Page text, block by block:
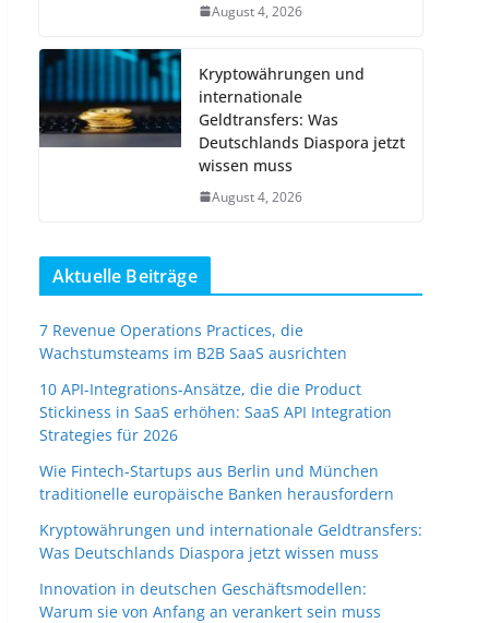
August 4, 2026
Kryptowährungen und
internationale
Geldtransfers: Was
Deutschlands Diaspora jetzt
wissen muss
August 4, 2026
Aktuelle Beiträge
7 Revenue Operations Practices, die
Wachstumsteams im B2B SaaS ausrichten
10 API-Integrations-Ansätze, die die Product
Stickiness in SaaS erhöhen: SaaS API Integration
Strategies für 2026
Wie Fintech-Startups aus Berlin und München
traditionelle europäische Banken herausfordern
Kryptowährungen und internationale Geldtransfers:
Was Deutschlands Diaspora jetzt wissen muss
Innovation in deutschen Geschäftsmodellen:
Warum sie von Anfang an verankert sein muss